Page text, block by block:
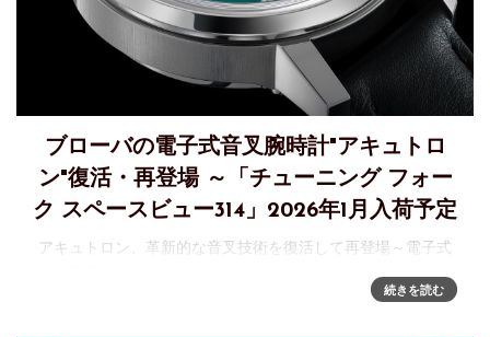
ブローバの電子式音叉腕時計"アキュトロ
ン"復活・再登場 ～「チューニング フォー
ク スペースビュー314」2026年1月入荷予定
アキュトロン、革新的な音叉技術を復活して再登場～電子式
2026 年1 月下旬 入荷次第 随時発売予定1960 年にアキュトロ
続きを読む